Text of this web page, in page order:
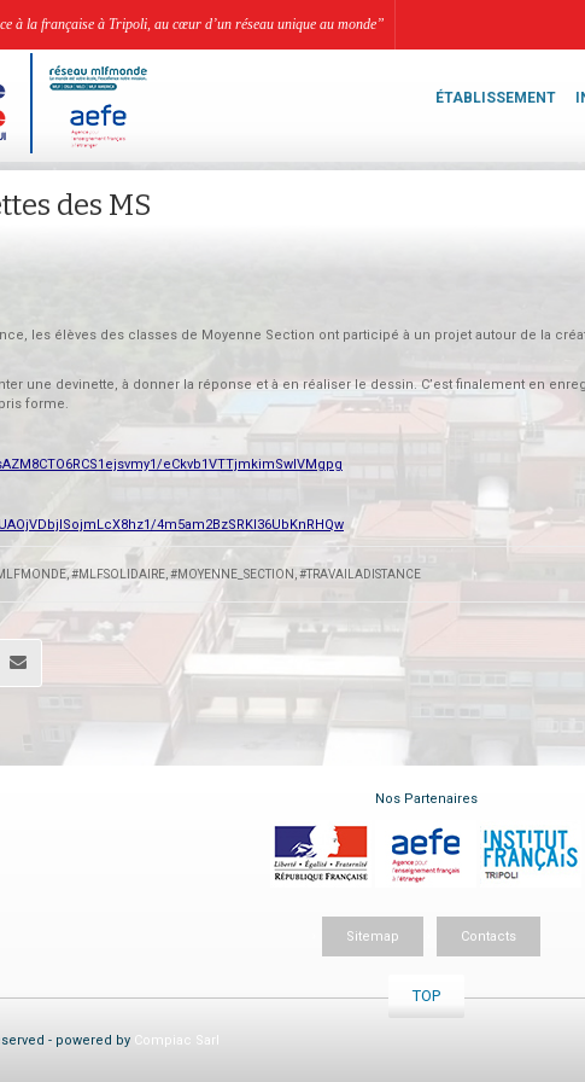
à la française à Tripoli, au cœur d’un réseau unique au monde”
ÉTABLISSEMENT
des MS
les élèves des classes de Moyenne Section ont participé à un projet autour de la
une devinette, à donner la réponse et à en réaliser le dessin. C’est finalement en
forme.
eCkvb1VTTjmkimSwlVMgpg
4m5am2BzSRKI36UbKnRHQw
#MLFSOLIDAIRE #MOYENNE_SECTION #TRAVAILADISTANCE
Nos Partenaires
Sitemap Contacts
TOP
- powered by Compiac Sarl